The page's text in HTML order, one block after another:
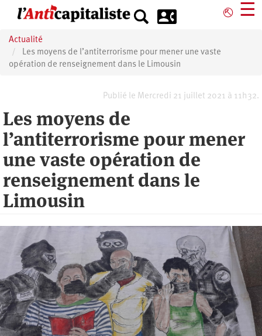
principal
⎋ ☰
Actualité
Les moyens de l’antiterrorisme pour mener une vaste
opération de renseignement dans le Limousin
Publié le Mercredi 21 juillet 2021 à 11h32.
Les moyens de
l’antiterrorisme pour mener
une vaste opération de
renseignement dans le
Limousin